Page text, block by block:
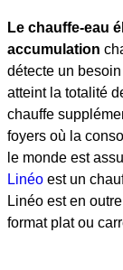
Le chauffe-eau
accumulation
détecte un
atteint la totalité
chauffe
foyers où la
le monde est
Linéo est un
Linéo est en
format plat ou